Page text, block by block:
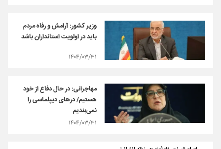
وزیر کشور: آرامش و رفاه مردم
باید در اولویت استانداران باشد
۱۴۰۴/۰۳/۳۱
مهاجرانی: در حال دفاع از خود
هستیم/ درهای دیپلماسی را
نمی‌بندیم
۱۴۰۴/۰۳/۳۱